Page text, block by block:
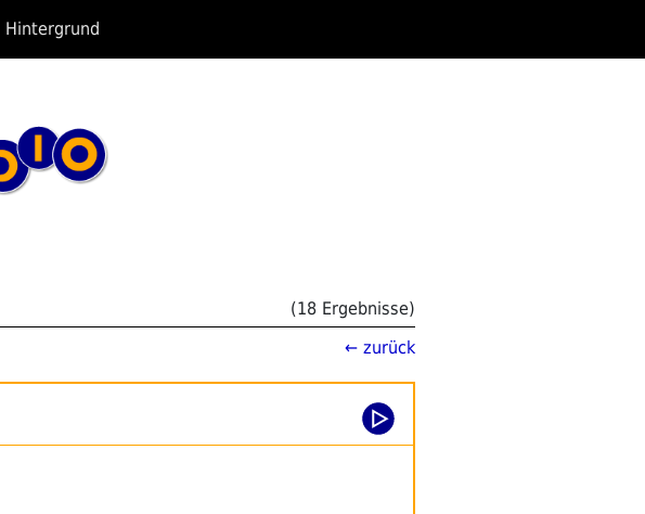
Hintergrund
(18 Ergebnisse)
← zurück